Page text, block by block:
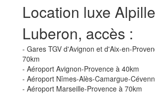
Location luxe
Luberon, accès :
- Gares TGV d'Avignon et d'Aix-en-
70km
- Aéroport Avignon-Provence à 40km
- Aéroport Nîmes-Alès-Camargue-
- Aéroport Marseille-Provence à 70km